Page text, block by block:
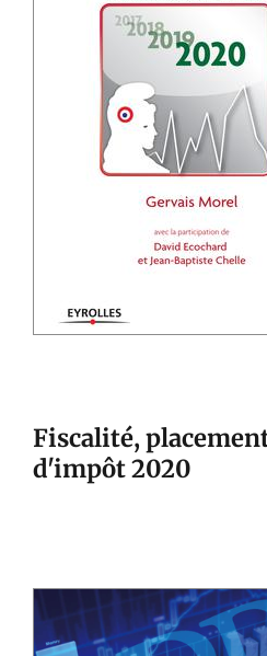
Fiscalité,
d'impôt 2020